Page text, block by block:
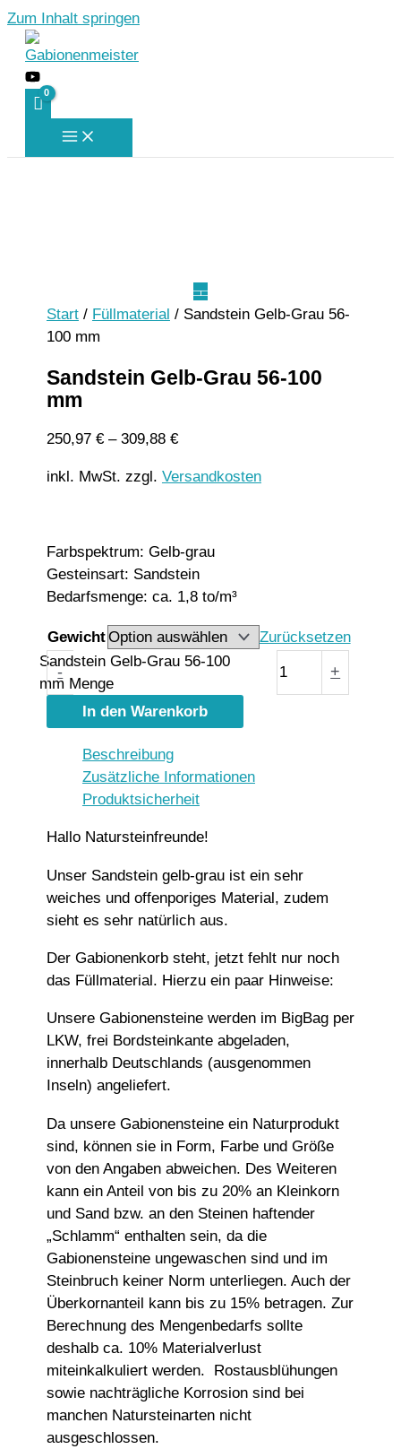
Zum Inhalt springen
Start/ Füllmaterial / Sandstein Gelb-Grau 56-
100 mm
Sandstein Gelb-Grau 56-100
mm
250,97 €– 309,88 €
inkl. MwSt. zzgl. Versandkosten
Farbspektrum: Gelb-grau
Gesteinsart: Sandstein
Bedarfsmenge: ca. 1,8 to/m³
Gewicht
Zurücksetzen
-
Sandstein Gelb-Grau 56-100
mm Menge
+
In den Warenkorb
Beschreibung
Zusätzliche Informationen
Produktsicherheit
Hallo Natursteinfreunde!
Unser Sandstein gelb-grau ist ein sehr
weiches und offenporiges Material, zudem
sieht es sehr natürlich aus.
Der Gabionenkorb steht, jetzt fehlt nur noch
das Füllmaterial. Hierzu ein paar Hinweise:
Unsere Gabionensteine werden im BigBag per
LKW, frei Bordsteinkante abgeladen,
innerhalb Deutschlands (ausgenommen
Inseln) angeliefert.
Da unsere Gabionensteine ein Naturprodukt
sind, können sie in Form, Farbe und Größe
von den Angaben abweichen. Des Weiteren
kann ein Anteil von bis zu 20% an Kleinkorn
und Sand bzw. an den Steinen haftender
„Schlamm“ enthalten sein, da die
Gabionensteine ungewaschen sind und im
Steinbruch keiner Norm unterliegen. Auch der
Überkornanteil kann bis zu 15% betragen. Zur
Berechnung des Mengenbedarfs sollte
deshalb ca. 10% Materialverlust
miteinkalkuliert werden. Rostausblühungen
sowie nachträgliche Korrosion sind bei
manchen Natursteinarten nicht
ausgeschlossen.